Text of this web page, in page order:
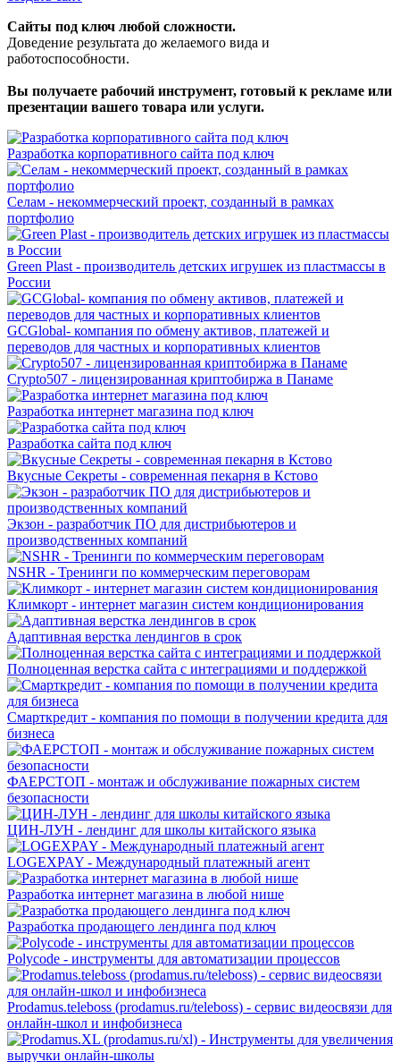
Сайты под ключ любой сложности.
Доведение результата до желаемого вида и
работоспособности.
Вы получаете рабочий инструмент, готовый к рекламе или
презентации вашего товара или услуги.
Разработка корпоративного сайта под ключ
Селам - некоммерческий проект, созданный в рамках
портфолио
Green Plast - производитель детских игрушек из пластмассы в
России
GCGlobal- компания по обмену активов, платежей и
переводов для частных и корпоративных клиентов
Crypto507 - лицензированная криптобиржа в Панаме
Разработка интернет магазина под ключ
Разработка сайта под ключ
Вкусные Секреты - современная пекарня в Кстово
Экзон - разработчик ПО для дистрибьютеров и
производственных компаний
NSHR - Тренинги по коммерческим переговорам
Климкорт - интернет магазин систем кондиционирования
Адаптивная верстка лендингов в срок
Полноценная верстка сайта с интеграциями и поддержкой
Смарткредит - компания по помощи в получении кредита для
бизнеса
ФАЕРСТОП - монтаж и обслуживание пожарных систем
безопасности
ЦИН-ЛУН - лендинг для школы китайского языка
LOGEXPAY - Международный платежный агент
Разработка интернет магазина в любой нише
Разработка продающего лендинга под ключ
Polycode - инструменты для автоматизации процессов
Prodamus.teleboss (prodamus.ru/teleboss) - cервис видеосвязи для
онлайн-школ и инфобизнеса